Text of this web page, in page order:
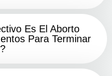
Es El Aborto
Para Terminar